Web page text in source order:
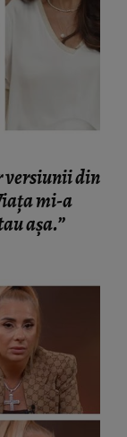
versiunii din
mi-a
așa.”